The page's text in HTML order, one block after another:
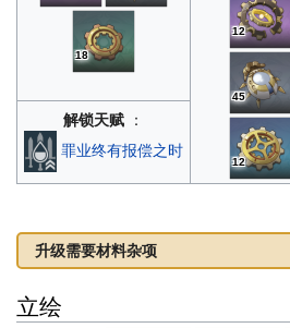
18
12
45
12
解锁天赋 ：
罪业终有报偿之时
升级需要材料杂项
立绘